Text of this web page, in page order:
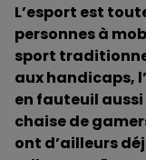
L’esport est
personnes à
sport
aux handicaps,
en fauteuil
chaise de
ont d’ailleurs